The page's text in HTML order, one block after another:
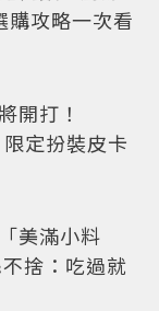
購攻略一次看
開打！
定扮裝皮卡
美滿小料
捨：吃過就